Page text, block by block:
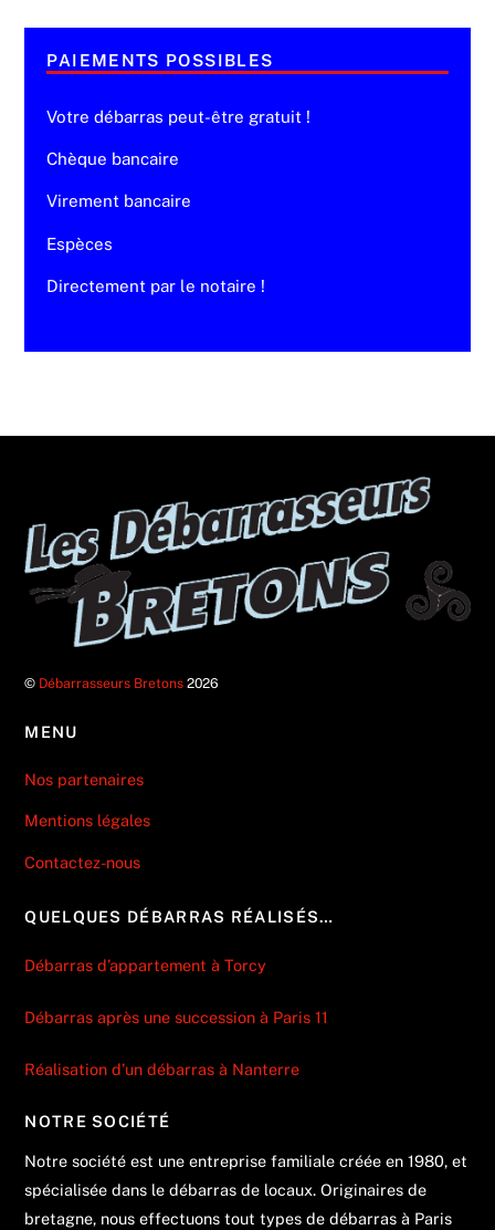
PAIEMENTS POSSIBLES
Votre débarras peut-être gratuit !
Chèque bancaire
Virement bancaire
Espèces
Directement par le notaire !
© Débarrasseurs Bretons 2026
MENU
Nos partenaires
Mentions légales
Contactez-nous
QUELQUES DÉBARRAS RÉALISÉS…
Débarras d’appartement à Torcy
Débarras après une succession à Paris 11
Réalisation d’un débarras à Nanterre
NOTRE SOCIÉTÉ
Notre société est une entreprise familiale créée en 1980, et
spécialisée dans le débarras de locaux. Originaires de
bretagne, nous effectuons tout types de débarras à Paris